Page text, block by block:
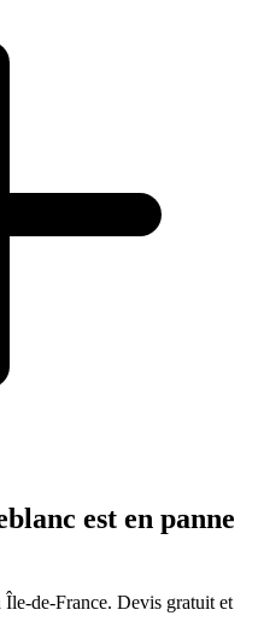
est en panne
de-France. Devis gratuit et